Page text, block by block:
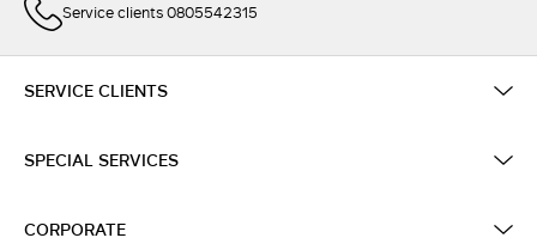
Service clients 0805542315
SERVICE CLIENTS
SPECIAL SERVICES
CORPORATE